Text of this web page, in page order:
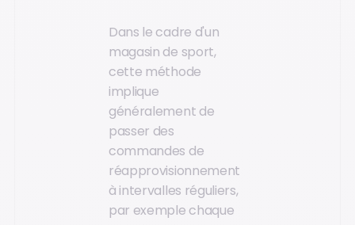
Dans le cadre d'un
magasin de sport,
cette méthode
implique
généralement de
passer des
commandes de
réapprovisionnement
à intervalles réguliers,
par exemple chaque